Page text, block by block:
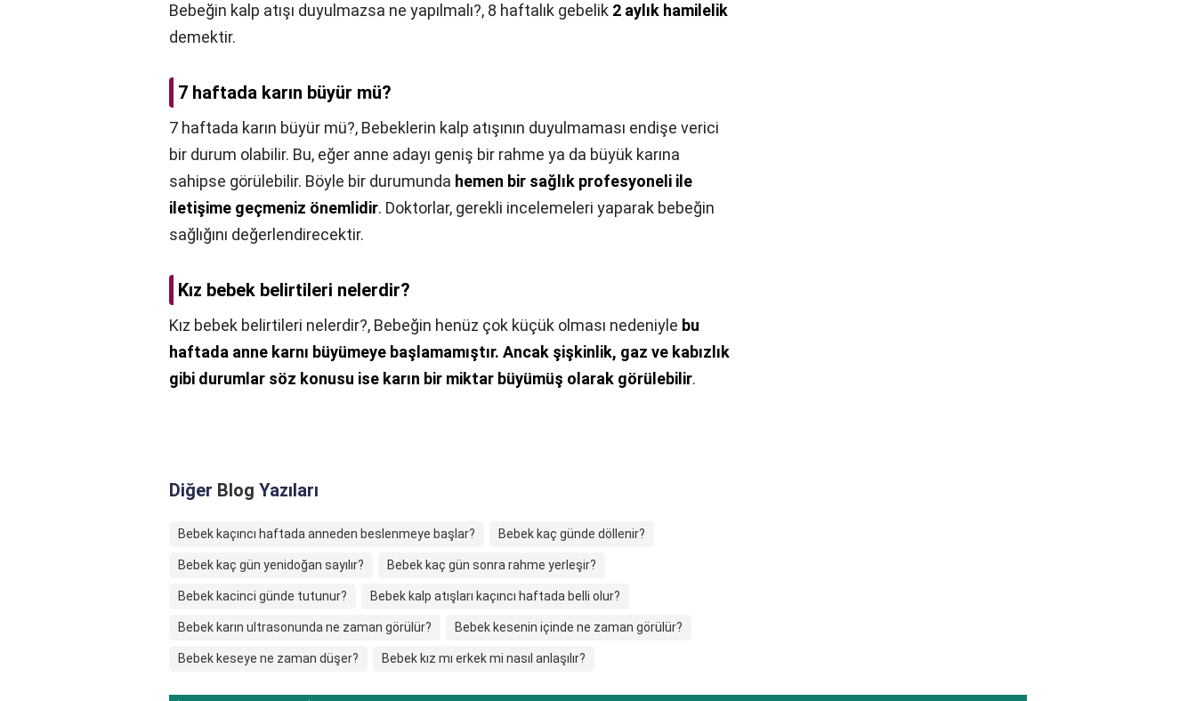
Bebeğin kalp atışı duyulmazsa ne yapılmalı?, 8 haftalık gebelik 2 aylık hamilelik
demektir.
7 haftada karın büyür mü?
7 haftada karın büyür mü?, Bebeklerin kalp atışının duyulmaması endişe verici
bir durum olabilir. Bu, eğer anne adayı geniş bir rahme ya da büyük karına
sahipse görülebilir. Böyle bir durumunda hemen bir sağlık profesyoneli ile
iletişime geçmeniz önemlidir. Doktorlar, gerekli incelemeleri yaparak bebeğin
sağlığını değerlendirecektir.
Kız bebek belirtileri nelerdir?
Kız bebek belirtileri nelerdir?, Bebeğin henüz çok küçük olması nedeniyle bu
haftada anne karnı büyümeye başlamamıştır. Ancak şişkinlik, gaz ve kabızlık
gibi durumlar söz konusu ise karın bir miktar büyümüş olarak görülebilir.
Diğer Blog Yazıları
Bebek kaçıncı haftada anneden beslenmeye başlar? Bebek kaç günde döllenir?
Bebek kaç gün yenidoğan sayılır? Bebek kaç gün sonra rahme yerleşir?
Bebek kacinci günde tutunur? Bebek kalp atışları kaçıncı haftada belli olur?
Bebek karın ultrasonunda ne zaman görülür? Bebek kesenin içinde ne zaman görülür?
Bebek keseye ne zaman düşer? Bebek kız mı erkek mi nasıl anlaşılır?